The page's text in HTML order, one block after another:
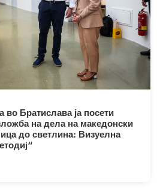
Братислава ја посети
на дела на македонски
до светлина: Визуелна